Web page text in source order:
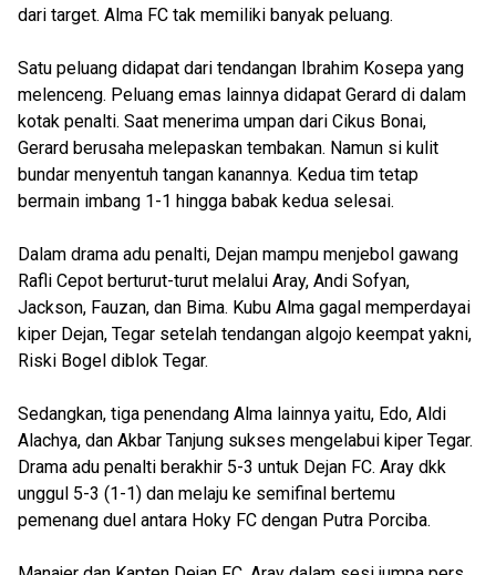
dari target. Alma FC tak memiliki banyak peluang.
Satu peluang didapat dari tendangan Ibrahim Kosepa yang
melenceng. Peluang emas lainnya didapat Gerard di dalam
kotak penalti. Saat menerima umpan dari Cikus Bonai,
Gerard berusaha melepaskan tembakan. Namun si kulit
bundar menyentuh tangan kanannya. Kedua tim tetap
bermain imbang 1-1 hingga babak kedua selesai.
Dalam drama adu penalti, Dejan mampu menjebol gawang
Rafli Cepot berturut-turut melalui Aray, Andi Sofyan,
Jackson, Fauzan, dan Bima. Kubu Alma gagal memperdayai
kiper Dejan, Tegar setelah tendangan algojo keempat yakni,
Riski Bogel diblok Tegar.
Sedangkan, tiga penendang Alma lainnya yaitu, Edo, Aldi
Alachya, dan Akbar Tanjung sukses mengelabui kiper Tegar.
Drama adu penalti berakhir 5-3 untuk Dejan FC. Aray dkk
unggul 5-3 (1-1) dan melaju ke semifinal bertemu
pemenang duel antara Hoky FC dengan Putra Porciba.